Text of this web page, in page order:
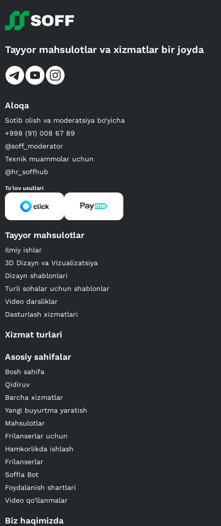
Tayyor mahsulotlar va xizmatlar bir joyda
Aloqa
Sotib olish va moderatsiya bo‘yicha
+998 (91) 008 67 89
@soff_moderator
Texnik muammolar uchun
@hr_soffhub
To'lov usullari
Tayyor mahsulotlar
Ilmiy ishlar
3D Dizayn va Vizualizatsiya
Dizayn shablonlari
Turli sohalar uchun shablonlar
Video darsliklar
Dasturlash xizmatlari
Xizmat turlari
Asosiy sahifalar
Bosh sahifa
Qidiruv
Barcha xizmatlar
Yangi buyurtma yaratish
Mahsulotlar
Frilanserlar uchun
Hamkorlikda ishlash
Frilanserlar
Soffia Bot
Foydalanish shartlari
Video qo'llanmalar
Biz haqimizda